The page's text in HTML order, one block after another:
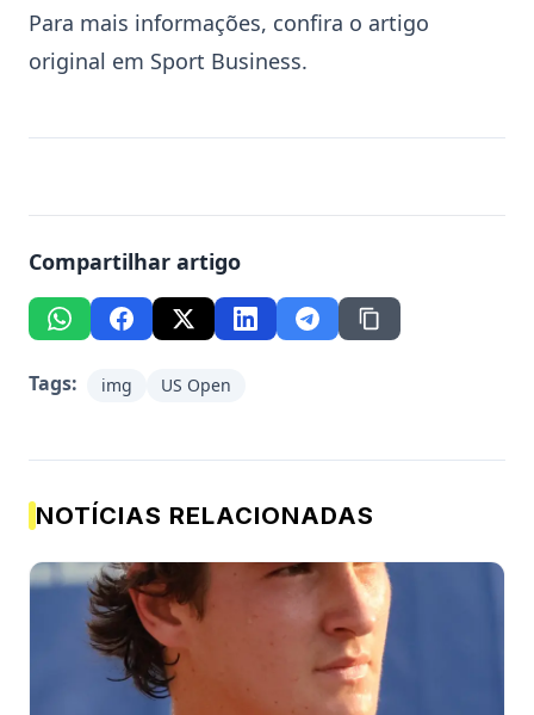
Para mais informações, confira o artigo
original em Sport Business.
Compartilhar artigo
Tags: img US Open
NOTÍCIAS RELACIONADAS